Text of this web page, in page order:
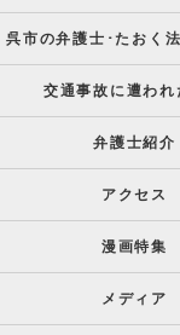
交通事故に遭われ
弁護士紹介
アクセス
漫画特集
メディア